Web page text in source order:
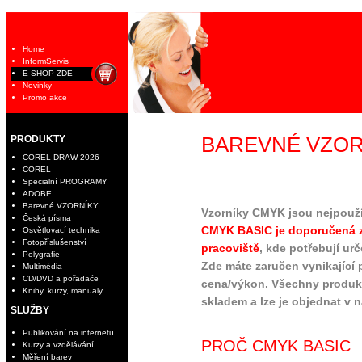
Home
InformServis
E-SHOP ZDE
Novinky
Promo akce
PRODUKTY
COREL DRAW 2026
COREL
Specialní PROGRAMY
ADOBE
Barevné VZORNÍKY
Česká písma
Osvětlovací technika
Fotopříslušenství
Polygrafie
Multimédia
CD/DVD a pořadače
Knihy, kurzy, manualy
SLUŽBY
Publikování na internetu
Kurzy a vzdělávání
Měření barev
BAREVNÉ
Vzorníky CMYK jsou
CMYK BASIC je
pracoviště, kde potřebují
Zde máte zaručen vynikající
cena/výkon. Všechny
skladem a lze je objednat v
PROČ CMYK BASIC